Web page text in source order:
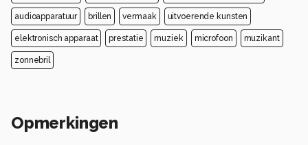
audioapparatuur brillen vermaak uitvoerende kunsten
elektronisch apparaat prestatie muziek microfoon muzikant
zonnebril
Opmerkingen